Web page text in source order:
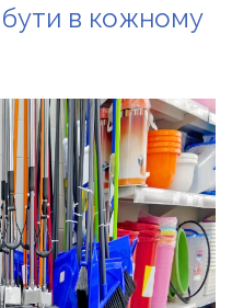
бути в кожному